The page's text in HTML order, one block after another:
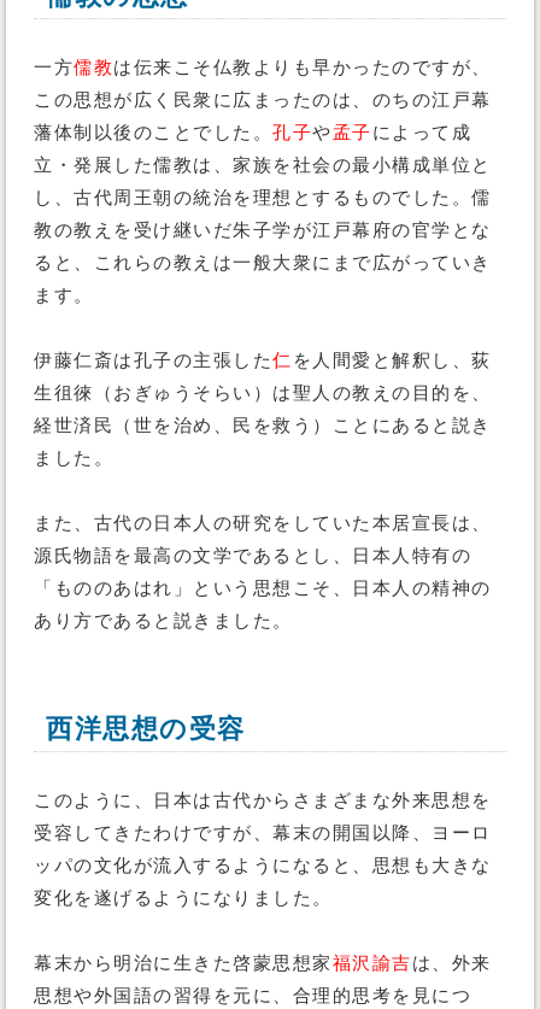
一方儒教は伝来こそ仏教よりも早かったのですが、
この思想が広く民衆に広まったのは、のちの江戸幕
藩体制以後のことでした。 孔子や孟子によって成
立・発展した儒教は、家族を社会の最小構成単位と
し、古代周王朝の統治を理想とするものでした。儒
教の教えを受け継いだ朱子学が江戸幕府の官学とな
ると、これらの教えは一般大衆にまで広がっていき
ます。
伊藤仁斎は孔子の主張した仁 を人間愛と解釈し、荻
生徂徠（おぎゅうそらい）は聖人の教えの目的を、
経世済民（世を治め、民を救う）ことにあると説き
ました。
また、古代の日本人の研究をしていた本居宣長は、
源氏物語を最高の文学であるとし、日本人特有の
「もののあはれ」という思想こそ、日本人の精神の
あり方であると説きました。
西洋思想の受容
このように、日本は古代からさまざまな外来思想を
受容してきたわけですが、幕末の開国以降、ヨーロ
ッパの文化が流入するようになると、思想も大きな
変化を遂げるようになりました。
幕末から明治に生きた啓蒙思想家福沢諭吉は、外来
思想や外国語の習得を元に、合理的思考を見につ